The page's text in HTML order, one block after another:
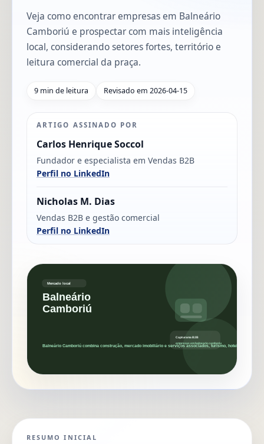
Veja como encontrar empresas em Balneário
Camboriú e prospectar com mais inteligência
local, considerando setores fortes, território e
leitura comercial da praça.
9 min de leitura Revisado em 2026-04-15
ARTIGO ASSINADO POR
Carlos Henrique Soccol
Fundador e especialista em Vendas B2B
Perfil no LinkedIn
Nicholas M. Dias
Vendas B2B e gestão comercial
Perfil no LinkedIn
RESUMO INICIAL